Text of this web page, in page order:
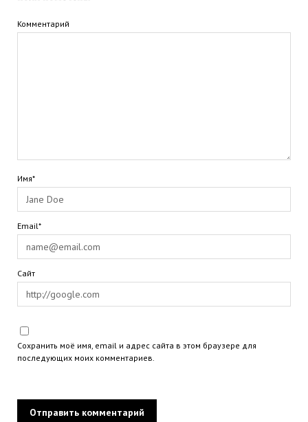
Комментарий
Имя*
Email*
Сайт
Сохранить моё имя, email и адрес сайта в этом браузере для
последующих моих комментариев.